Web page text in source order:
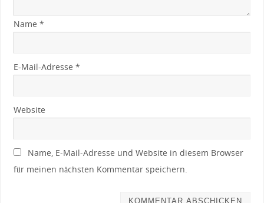
Name *
E-Mail-Adresse *
Website
Name, E-Mail-Adresse und Website in diesem Browser
für meinen nächsten Kommentar speichern.